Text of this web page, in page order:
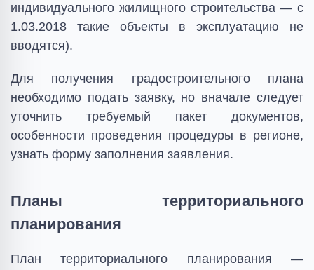
индивидуального жилищного строительства — с
1.03.2018 такие объекты в эксплуатацию не
вводятся).
Для получения градостроительного плана
необходимо подать заявку, но вначале следует
уточнить требуемый пакет документов,
особенности проведения процедуры в регионе,
узнать форму заполнения заявления.
Планы территориального
планирования
План территориального планирования —